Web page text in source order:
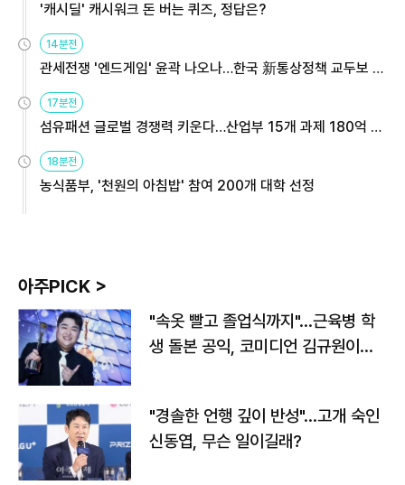
'캐시딜' 캐시워크 돈 버는 퀴즈, 정답은?
14분전
관세전쟁 '엔드게임' 윤곽 나오나…한국 新통상정책 교두보 활
용해야
17분전
섬유패션 글로벌 경쟁력 키운다…산업부 15개 과제 180억 지
원
18분전
농식품부, '천원의 아침밥' 참여 200개 대학 선정
아주PICK >
"속옷 빨고 졸업식까지"…근육병 학
생 돌본 공익, 코미디언 김규원이었
"경솔한 언행 깊이 반성"…고개 숙인
신동엽, 무슨 일이길래?